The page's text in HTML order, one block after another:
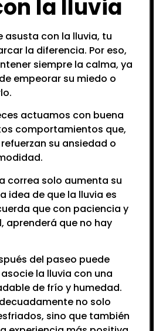
la lluvia
asusta con la lluvia, tu
la diferencia. Por eso,
siempre la calma, ya
empeorar su miedo o
actuamos con buena
comportamientos que,
su ansiedad o
correa solo aumenta su
idea de que la lluvia es
que con paciencia y
aprenderá que no hay
del paseo puede
la lluvia con una
de frío y humedad.
no solo
sino que también